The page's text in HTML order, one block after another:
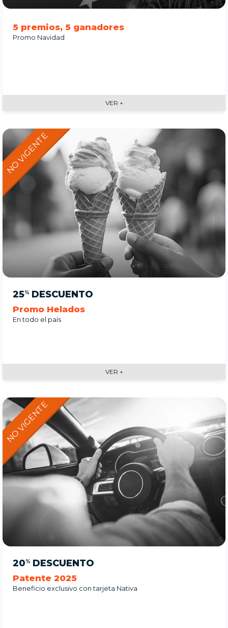
5 premios, 5 ganadores
Promo Navidad
VER +
25% DESCUENTO
Promo Helados
En todo el país
VER +
20% DESCUENTO
Patente 2025
Beneficio exclusivo con tarjeta Nativa